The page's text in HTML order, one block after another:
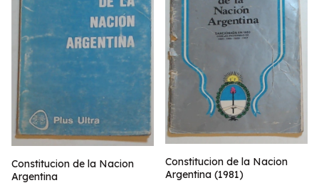
Constitucion de la Nacion
Argentina
Constitucion de la Nacion
Argentina (1981)